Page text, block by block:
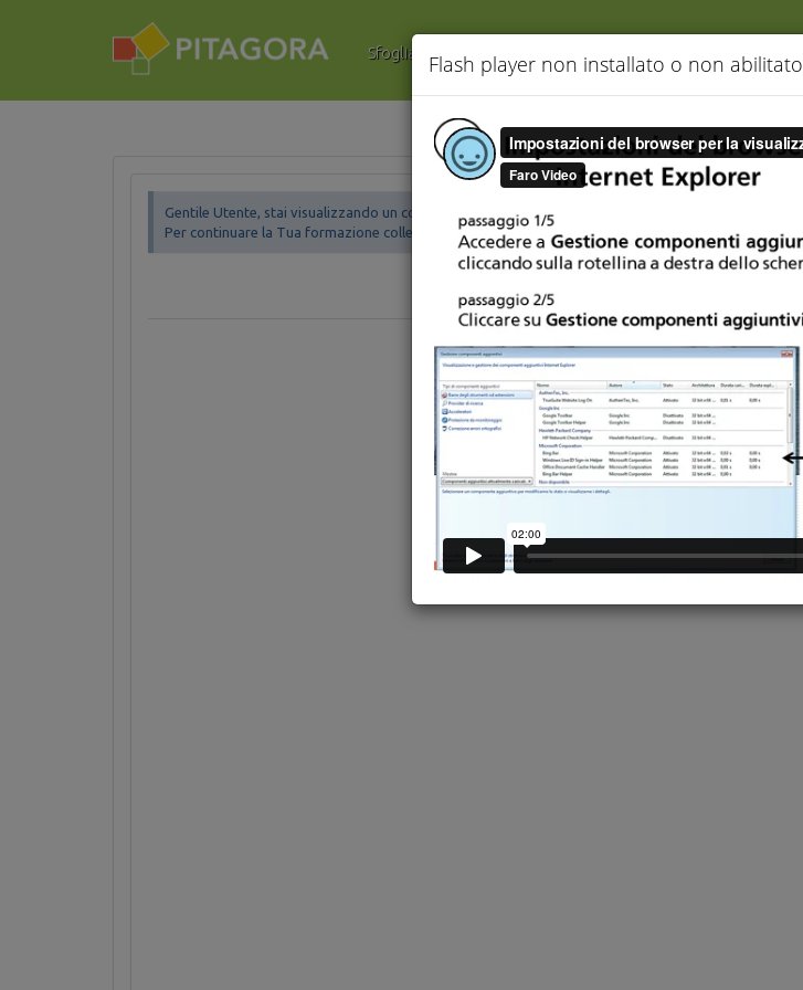
Sfoglia i corsi Listino prezzi Crea il tuo corso
Flash player non installato o non abilitato
Gentile Utente, stai visualizzando un corso DEMO.
Per continuare la Tua formazione collegati
cliccando QUI